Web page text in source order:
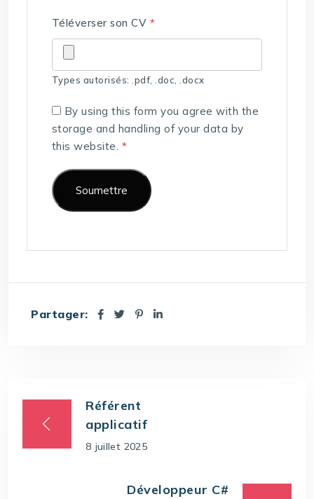
Téléverser son CV *
Types autorisés: .pdf, .doc, .docx
By using this form you agree with the
storage and handling of your data by
this website. *
Partager:
Référent
applicatif
8 juillet 2025
Développeur C#